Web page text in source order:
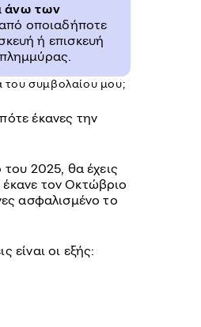
άνω των
οποιαδήποτε
ή επισκευή
του συμβολαίου μου;
έκανες την
2025, θα έχεις
τον Οκτώβριο
ασφαλισμένο το
είναι οι εξής: